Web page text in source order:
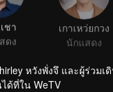
ชา
ดง
เกาเหว่ยกวง
นักแสดง
หวังพั่งจึ และผู้ร่
ด้ที่ใน WeTV